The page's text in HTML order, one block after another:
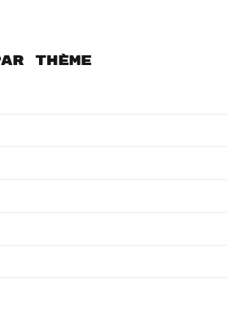
thème